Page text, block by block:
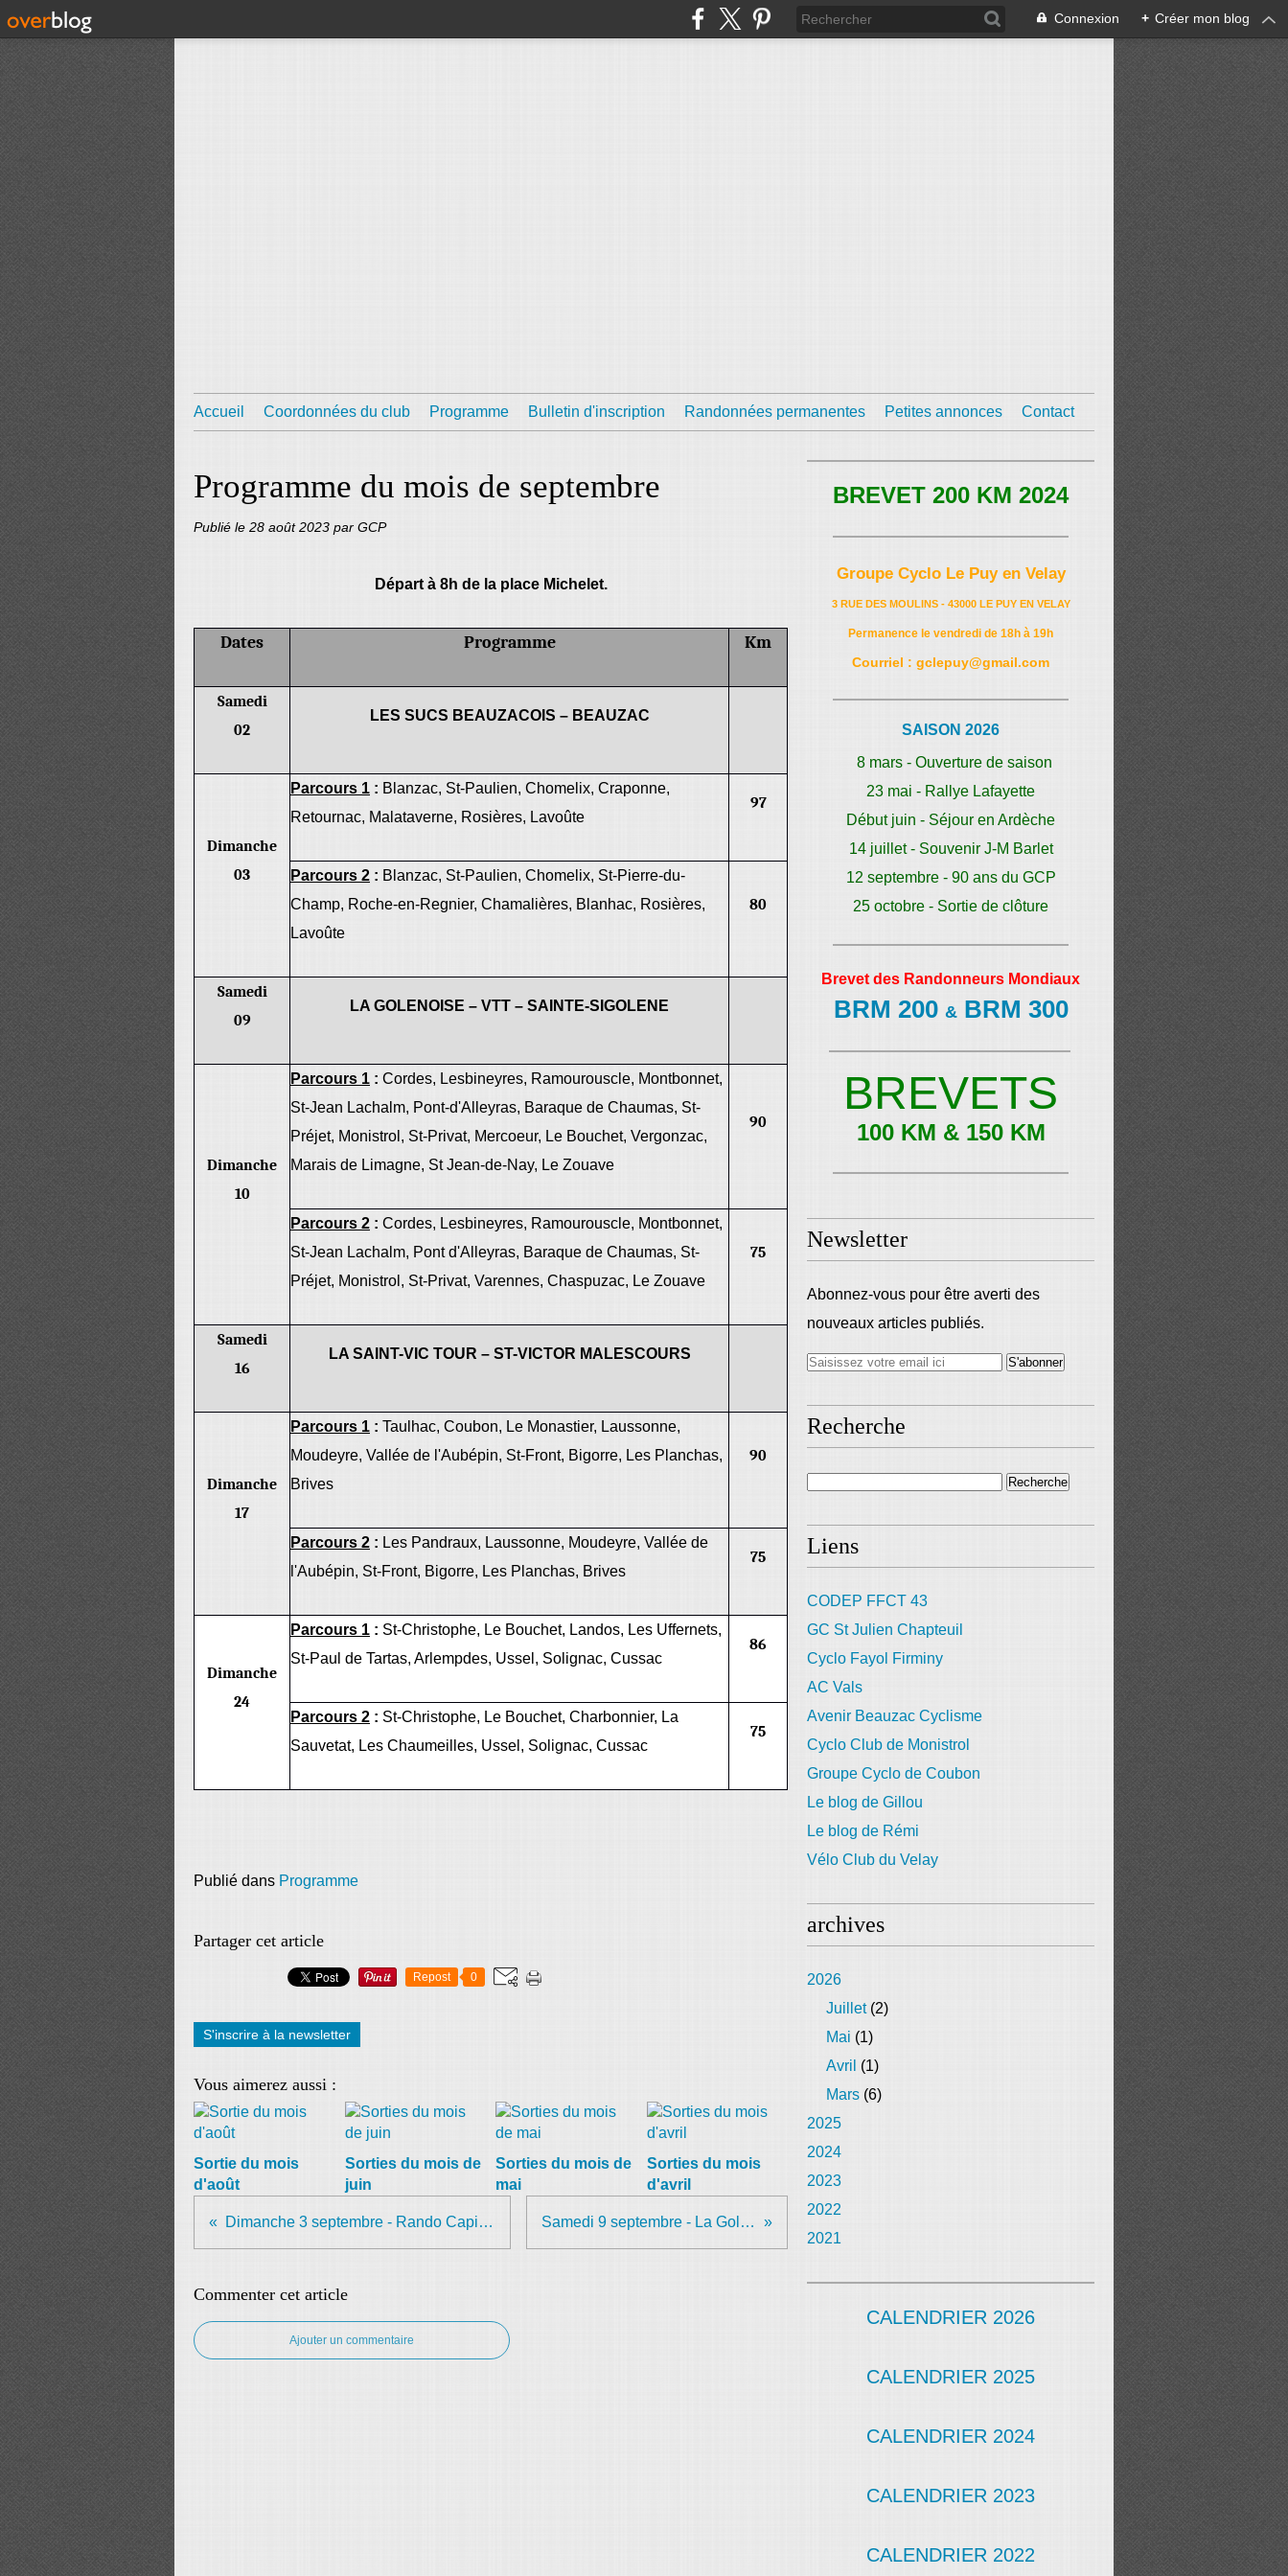
Connexion + Créer mon blog
Accueil Coordonnées du club Programme Bulletin d'inscription Randonnées permanentes Petites annonces Contact
Programme du mois de septembre
Publié le 28 août 2023 par GCP
Départ à 8h de la place Michelet.
Dates Programme Km
Samedi
02
LES SUCS BEAUZACOIS – BEAUZAC
Dimanche
03
Parcours 1 : Blanzac, St-Paulien, Chomelix, Craponne,
Retournac, Malataverne, Rosières, Lavoûte
97
Parcours 2 : Blanzac, St-Paulien, Chomelix, St-Pierre-du-
Champ, Roche-en-Regnier, Chamalières, Blanhac, Rosières,
Lavoûte
80
Samedi
09
LA GOLENOISE – VTT – SAINTE-SIGOLENE
Dimanche
10
Parcours 1 : Cordes, Lesbineyres, Ramourouscle, Montbonnet,
St-Jean Lachalm, Pont-d'Alleyras, Baraque de Chaumas, St-
Préjet, Monistrol, St-Privat, Mercoeur, Le Bouchet, Vergonzac,
Marais de Limagne, St Jean-de-Nay, Le Zouave
90
Parcours 2 : Cordes, Lesbineyres, Ramourouscle, Montbonnet,
St-Jean Lachalm, Pont d'Alleyras, Baraque de Chaumas, St-
Préjet, Monistrol, St-Privat, Varennes, Chaspuzac, Le Zouave
75
Samedi
16
LA SAINT-VIC TOUR – ST-VICTOR MALESCOURS
Dimanche
17
Parcours 1 : Taulhac, Coubon, Le Monastier, Laussonne,
Moudeyre, Vallée de l'Aubépin, St-Front, Bigorre, Les Planchas,
Brives
90
Parcours 2 : Les Pandraux, Laussonne, Moudeyre, Vallée de
l'Aubépin, St-Front, Bigorre, Les Planchas, Brives
75
Dimanche
24
Parcours 1 : St-Christophe, Le Bouchet, Landos, Les Uffernets,
St-Paul de Tartas, Arlempdes, Ussel, Solignac, Cussac
86
Parcours 2 : St-Christophe, Le Bouchet, Charbonnier, La
Sauvetat, Les Chaumeilles, Ussel, Solignac, Cussac
75
Publié dans Programme
Partager cet article
Repost 0
S'inscrire à la newsletter
Vous aimerez aussi :
Sortie du mois
d'août
Sorties du mois de
juin
Sorties du mois de
mai
Sorties du mois
d'avril
Dimanche 3 septembre - Rando Capitolienne Samedi 9 septembre - La Golénoise
Commenter cet article
Ajouter un commentaire
BREVET 200 KM 2024
Groupe Cyclo Le Puy en Velay
3 RUE DES MOULINS - 43000 LE PUY EN VELAY
Permanence le vendredi de 18h à 19h
Courriel : gclepuy@gmail.com
SAISON 2026
8 mars - Ouverture de saison
23 mai - Rallye Lafayette
Début juin - Séjour en Ardèche
14 juillet - Souvenir J-M Barlet
12 septembre - 90 ans du GCP
25 octobre - Sortie de clôture
Brevet des Randonneurs Mondiaux
BRM 200 &BRM 300
BREVETS
100 KM & 150 KM
Newsletter
Abonnez-vous pour être averti des
nouveaux articles publiés.
Recherche
Liens
CODEP FFCT 43
GC St Julien Chapteuil
Cyclo Fayol Firminy
AC Vals
Avenir Beauzac Cyclisme
Cyclo Club de Monistrol
Groupe Cyclo de Coubon
Le blog de Gillou
Le blog de Rémi
Vélo Club du Velay
archives
2026
Juillet(2)
Mai (1)
Avril (1)
Mars (6)
2025
2024
2023
2022
2021
CALENDRIER 2026
CALENDRIER 2025
CALENDRIER 2024
CALENDRIER 2023
CALENDRIER 2022